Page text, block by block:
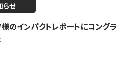
らせ
のインパクトレポートにコングラ